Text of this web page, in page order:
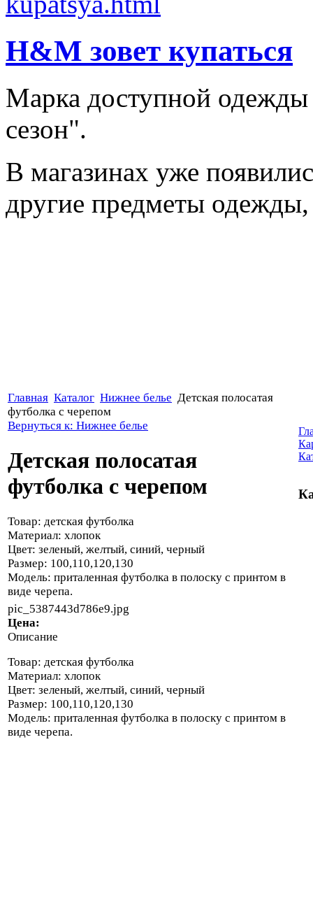
H&M зовет купаться
Марка доступной
сезон".
В магазинах уже
другие предметы
Главная Каталог Нижнее белье Детская полосатая
футболка с черепом
Вернуться к: Нижнее белье
Детская полосатая
футболка с черепом
Товар: детская футболка
Материал: хлопок
Цвет: зеленый, желтый, синий, черный
Размер: 100,110,120,130
Модель: приталенная футболка в полоску с принтом в
виде черепа.
pic_5387443d786e9.jpg
Цена:
Описание
Товар: детская футболка
Материал: хлопок
Цвет: зеленый, желтый, синий, черный
Размер: 100,110,120,130
Модель: приталенная футболка в полоску с принтом в
виде черепа.